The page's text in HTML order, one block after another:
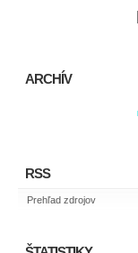
ARCHÍV
RSS
Prehľad zdrojov